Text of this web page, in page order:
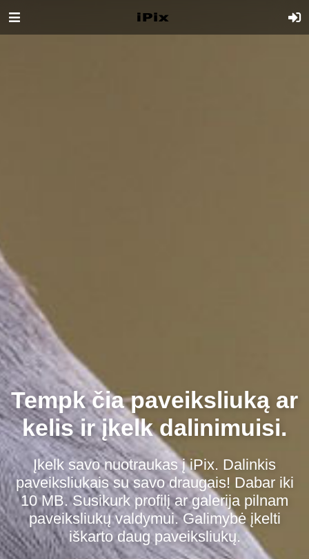
Tempk čia paveiksliuką ar
kelis ir įkelk dalinimuisi.
Įkelk savo nuotraukas į iPix. Dalinkis
paveiksliukais su savo draugais! Dabar iki
10 MB. Susikurk profilį ar galerija pilnam
paveiksliukų valdymui. Galimybė įkelti
iškarto daug paveiksliukų.